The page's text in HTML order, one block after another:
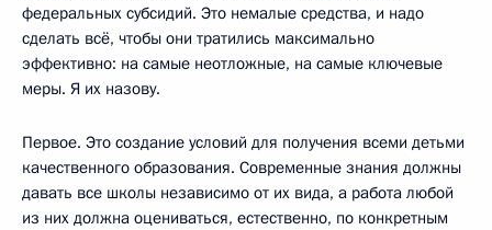
федеральных субсидий. Это немалые средства, и надо
сделать всё, чтобы они тратились максимально
эффективно: на самые неотложные, на самые ключевые
меры. Я их назову.
Первое. Это создание условий для получения всеми детьми
качественного образования. Современные знания должны
давать все школы независимо от их вида, а работа любой
из них должна оцениваться, естественно, по конкретным